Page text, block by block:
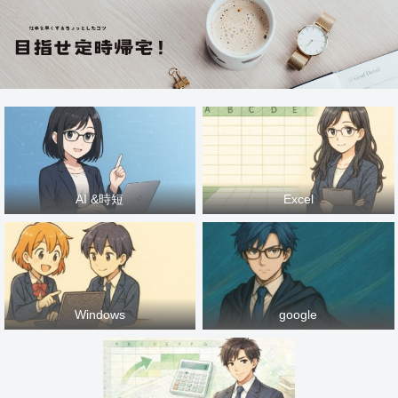
AI &時短 Excel
Windows google